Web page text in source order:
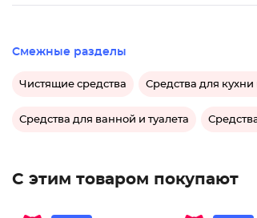
Смежные разделы
Чистящие средства Средства для
Средства для ванной и туалета
С этим товаром покупают